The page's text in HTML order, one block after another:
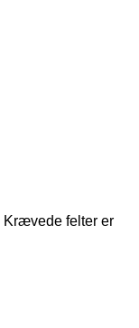
Krævede felter er